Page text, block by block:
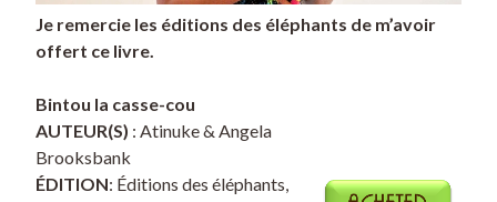
Je remercie les éditions des éléphants de m’avoir
offert ce livre.
Bintou la casse-cou
AUTEUR(S) : Atinuke & Angela
Brooksbank
ÉDITION: Éditions des éléphants,